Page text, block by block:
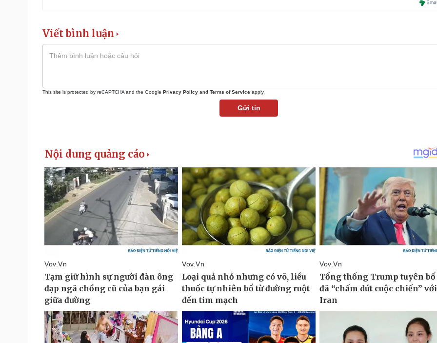
Viết bình luận
This site is protected by reCAPTCHA and the Google Privacy Policy and Terms of Service apply.
Gửi tin